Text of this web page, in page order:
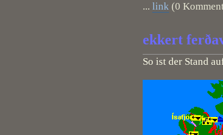
... link (0
ekkert
So ist der Stand